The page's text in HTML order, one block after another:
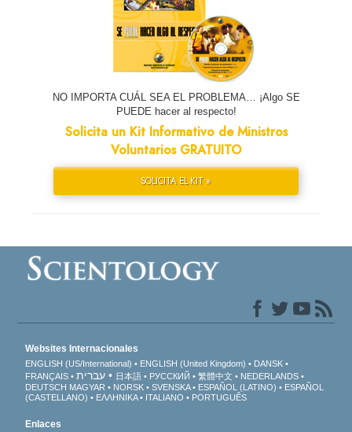
NO IMPORTA CUÁL SEA EL PROBLEMA… ¡Algo SE
PUEDE hacer al respecto!
Solicita un Kit Informativo de Ministros
Voluntarios GRATUITO
SOLICITA EL KIT »
Websites Internacionales
ENGLISH (US/International) ENGLISH (United Kingdom)
DANSK
FRANÇAIS
עברית 日本語 РУССКИЙ 繁體中文
NEDERLANDS
DEUTSCH MAGYAR NORSK SVENSKA ESPAÑOL (LATINO)
ESPAÑOL
(CASTELLANO)
ΕΛΛΗΝΙΚA ITALIANO PORTUGUÊS
Enlaces